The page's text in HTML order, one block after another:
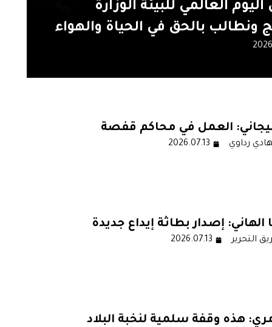
العالمي للبيئة الوزارة
ونطالب بالحق في الحياة والهواء
العمل في محاكم قفصة
لا يطاق
رداوي 2026.07.13
الهاني: إصدار بطاثة إيداع جديدة
زياد الهاني
التحرير 2026.07.13
هذه وقفة سلمية لنخبة البلاد